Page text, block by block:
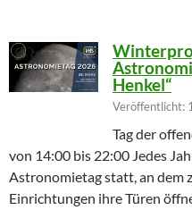
Henkel“
Veröffentlicht:
Tag der
von 14:00 bis 22:00 Jedes
Astronomietag statt, an dem
Einrichtungen ihre Türen